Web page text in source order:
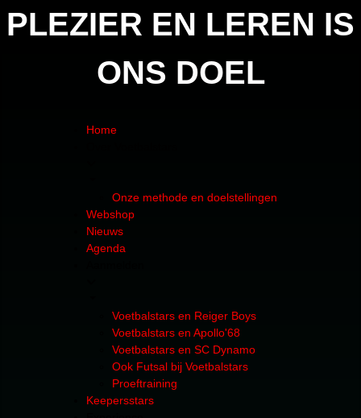
PLEZIER EN LEREN IS
ONS DOEL
Home
Onze methode en doelstellingen
Webshop
Nieuws
Agenda
Voetbalstars en Reiger Boys
Voetbalstars en Apollo'68
Voetbalstars en SC Dynamo
Ook Futsal bij Voetbalstars
Proeftraining
Keepersstars